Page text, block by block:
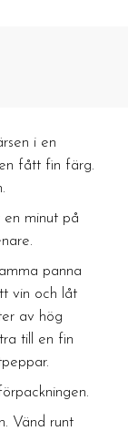
i en
fått fin färg.
minut på
panna
vin och låt
av hög
till en fin
Vänd runt